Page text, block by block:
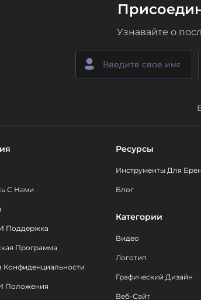
Узнавайте о
С Нами
Поддержка
Программа
Конфиденциальности
Положения
Ресурсы
Инструменты Для
Блог
Категории
Видео
Логотип
Графический Дизайн
Веб-Сайт